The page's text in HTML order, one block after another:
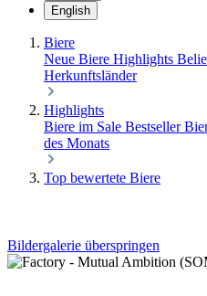
English
Biere
Neue Biere Highlights
Herkunftsländer
Highlights
Biere im Sale Bestseller
des Monats
Top bewertete Biere
Bildergalerie überspringen